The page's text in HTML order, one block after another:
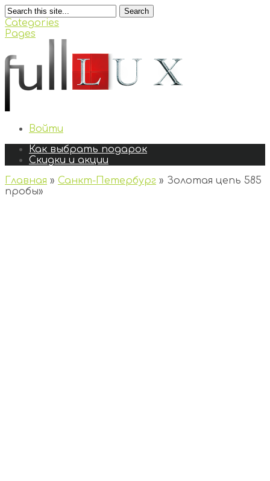
Search
Categories
Pages
Войти
Как выбрать подарок
Скидки и акции
Главная » Санкт-Петербург » Золотая цепь 585
пробы»